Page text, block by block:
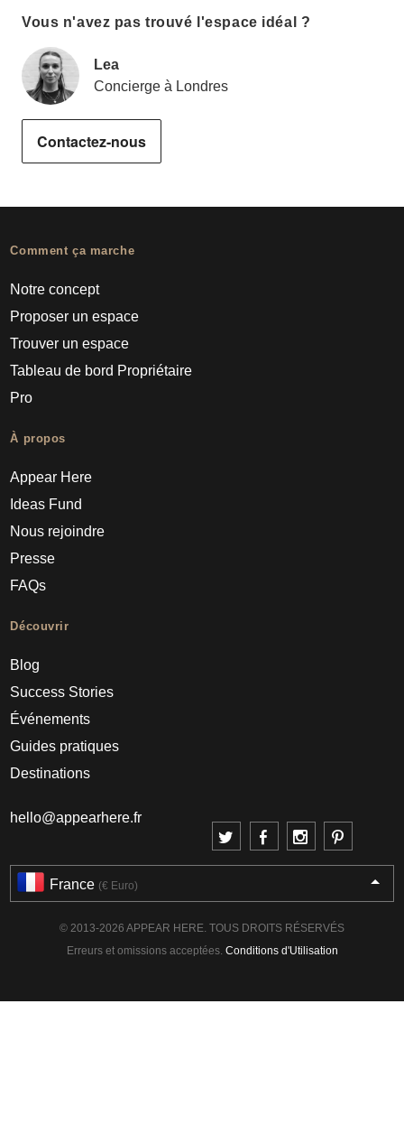
Vous n'avez pas trouvé l'espace idéal ?
Lea
Concierge à Londres
Contactez-nous
Comment ça marche
Notre concept
Proposer un espace
Trouver un espace
Tableau de bord Propriétaire
Pro
À propos
Appear Here
Ideas Fund
Nous rejoindre
Presse
FAQs
Découvrir
Blog
Success Stories
Événements
Guides pratiques
Destinations
hello@appearhere.fr
France (€ Euro)
© 2013-2026 APPEAR HERE. TOUS DROITS RÉSERVÉS
Erreurs et omissions acceptées. Conditions d'Utilisation